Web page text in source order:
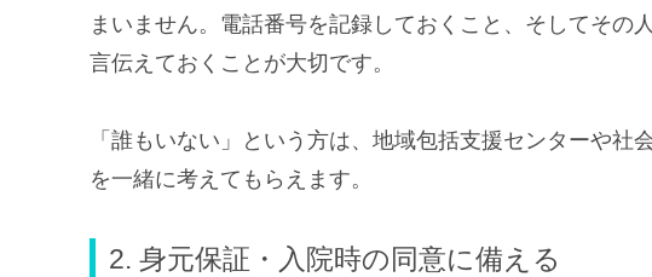
まいません。電話番号を記録しておくこと、そしてその
言伝えておくことが大切です。
「誰もいない」という方は、地域包括支援センターや
を一緒に考えてもらえます。
2. 身元保証・入院時の同意に備える